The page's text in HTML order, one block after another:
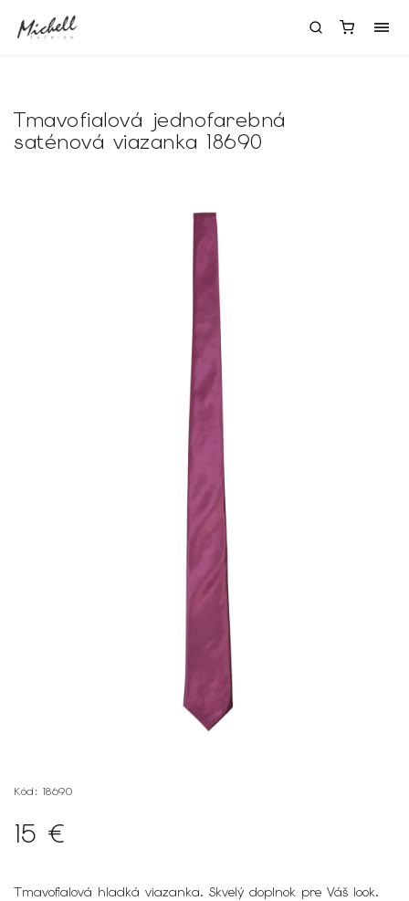
Tmavofialová jednofarebná
saténová viazanka 18690
Kód: 18690
15 €
Tmavofialová hladká viazanka. Skvelý doplnok pre Váš look.